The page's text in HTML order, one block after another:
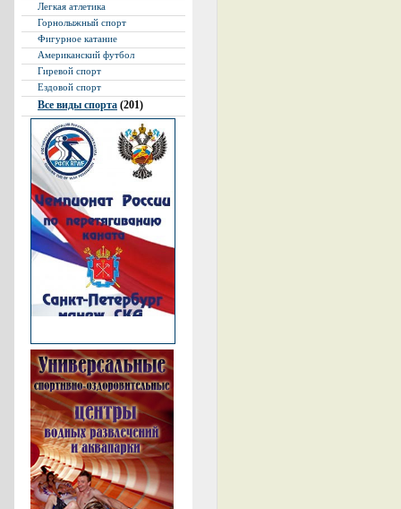
Легкая атлетика
Горнолыжный спорт
Фигурное катание
Американский футбол
Гиревой спорт
Ездовой спорт
Все виды спорта (201)